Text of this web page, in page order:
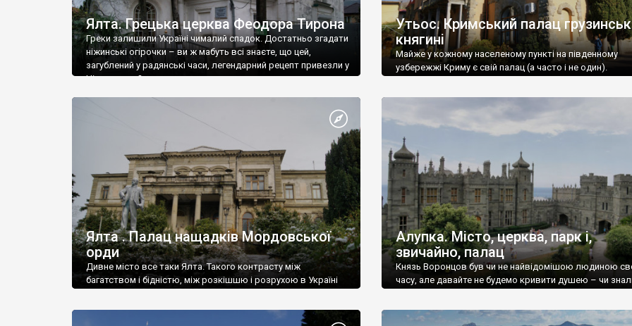
Ялта. Грецька церква Феодора Тирона
Греки залишили Україні чималий спадок. Достатньо згадати
ніжинські огірочки – ви ж мабуть всі знаєте, що цей,
загублений у радянські часи, легендарний рецепт привезли у
Ніжин греки?
Утьос. Кримський палац
княгині
Майже у кожному населеному пункті на південному
узбережжі Криму є свій палац (а часто і не один).
Ялта . Палац нащадків Мордовської
орди
Дивне місто все таки Ялта. Такого контрасту між
багатством і бідністю, між розкішшю і розрухою в Україні
Алупка. Місто, церква, парк і,
звичайно, палац
Князь Воронцов був чи не найвідомішою людиною
часу, але давайте не будемо кривити душею – чи